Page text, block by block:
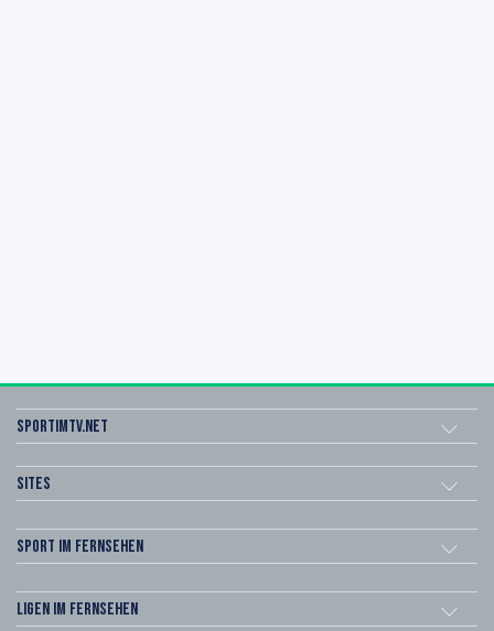
sportimtv.net
Sites
Sport im Fernsehen
Ligen im Fernsehen